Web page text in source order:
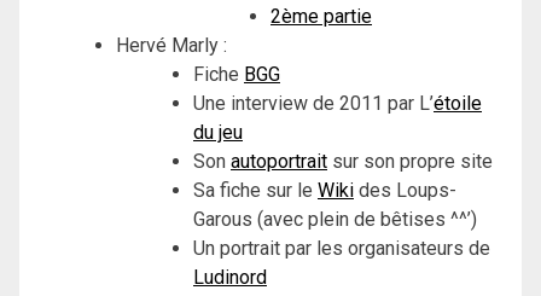
2ème partie
Hervé Marly :
Fiche BGG
Une interview de 2011 par L’étoile
du jeu
Son autoportrait sur son propre site
Sa fiche sur le Wiki des Loups-
Garous (avec plein de bêtises ^^’)
Un portrait par les organisateurs de
Ludinord